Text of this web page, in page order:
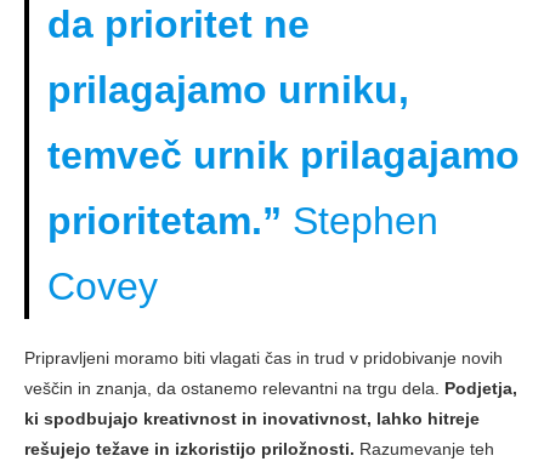
da prioritet ne
prilagajamo urniku,
temveč urnik prilagajamo
prioritetam.” Stephen
Covey
Pripravljeni moramo biti vlagati čas in trud v pridobivanje novih
veščin in znanja, da ostanemo relevantni na trgu dela. Podjetja,
ki spodbujajo kreativnost in inovativnost, lahko hitreje
rešujejo težave in izkoristijo priložnosti. Razumevanje teh